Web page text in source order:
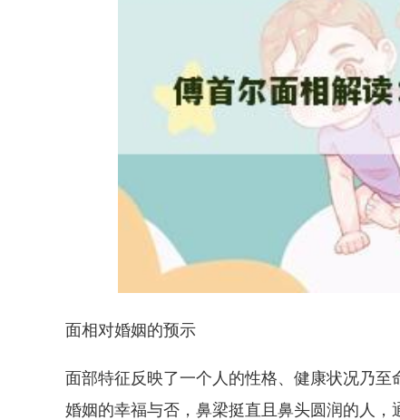
面相对婚姻的预示
面部特征反映了一个人的性格、健康状况乃
婚姻的幸福与否，鼻梁挺直且鼻头圆润的人，